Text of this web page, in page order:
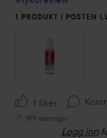
1 PRODUKT I POSTEN
1 liker
199 visninger
Logg inn